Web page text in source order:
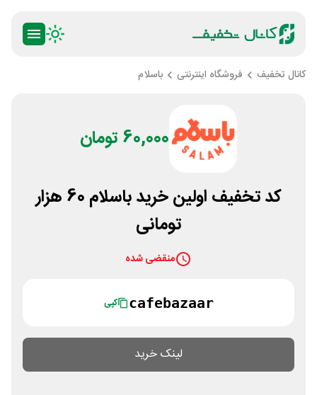
کانال تخفیف فروشگاه اینترنتی باسلام
60,000 تومان
کد تخفیف اولین خرید باسلام 60 هزار
تومانی
منقضی شده
cafebazaar کپی
لینک خرید